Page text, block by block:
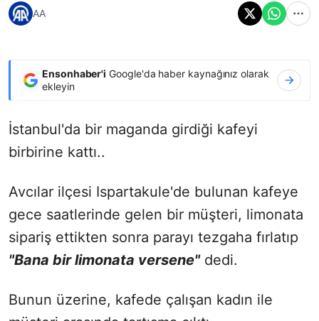
AA
Ensonhaber'i Google'da haber kaynağınız olarak
ekleyin
İstanbul'da bir maganda girdiği kafeyi
birbirine kattı..
Avcılar ilçesi Ispartakule'de bulunan kafeye
gece saatlerinde gelen bir müşteri, limonata
sipariş ettikten sonra parayı tezgaha fırlatıp
"Bana bir limonata versene"dedi.
Bunun üzerine, kafede çalışan kadın ile